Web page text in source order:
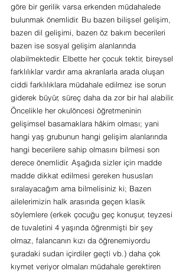
göre bir gerilik varsa erkenden müdahalede
bulunmak önemlidir. Bu bazen bilişsel gelişim,
bazen dil gelişimi, bazen öz bakım becerileri
bazen ise sosyal gelişim alanlarında
olabilmektedir. Elbette her çocuk tektir, bireysel
farklılıklar vardır ama akranlarla arada oluşan
ciddi farklılıklara müdahale edilmez ise sorun
giderek büyür, süreç daha da zor bir hal alabilir.
Öncelikle her okulöncesi öğretmeninin
gelişimsel basamaklara hâkim olması; yani
hangi yaş grubunun hangi gelişim alanlarında
hangi becerilere sahip olmasını bilmesi son
derece önemlidir. Aşağıda sizler için madde
madde dikkat edilmesi gereken hususları
sıralayacağım ama bilmelisiniz ki; Bazen
ailelerimizin halk arasında geçen klasik
söylemlere (erkek çocuğu geç konuşur, teyzesi
de tuvaletini 4 yaşında öğrenmişti bir şey
olmaz, falancanın kızı da öğrenemiyordu
şuradaki sudan içirdiler geçti vb.) daha çok
kıymet veriyor olmaları müdahale gerektiren